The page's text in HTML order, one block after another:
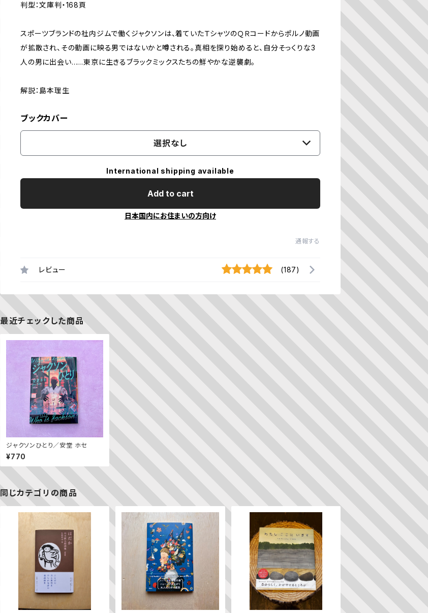
判型：文庫判・168頁
スポーツブランドの社内ジムで働くジャクソンは、着ていたＴシャツのＱＲコードからポルノ動画
が拡散され、その動画に映る男ではないかと噂される。真相を探り始めると、自分そっくりな3
人の男に出会い……東京に生きるブラックミックスたちの鮮やかな逆襲劇。
解説：島本理生
ブックカバー
選択なし
International shipping available
Add to cart
日本国内にお住まいの方向け
通報する
レビュー (187)
最近チェックした商品
ジャクソンひとり／安堂 ホセ
¥770
同じカテゴリの商品